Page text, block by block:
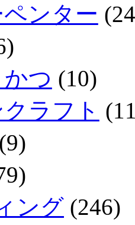
ペンター
つ (10)
ラフト
(9)
ング (246)